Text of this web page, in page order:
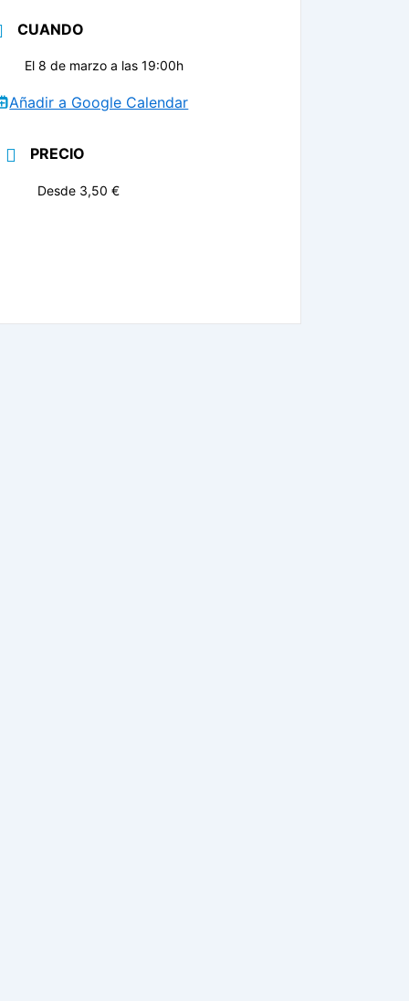
CUANDO
El 8 de marzo a las 19:00h
Añadir a Google Calendar
PRECIO
Desde 3,50 €